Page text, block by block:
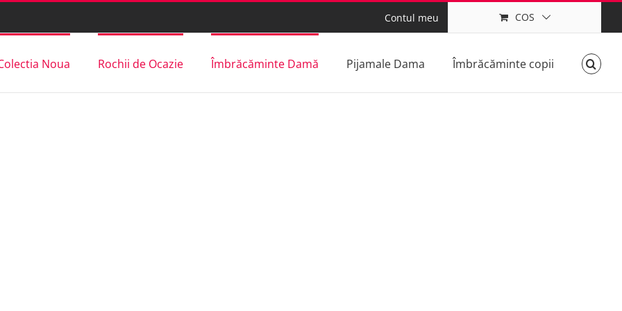
Contul meu COS
Noua Rochii de Ocazie Îmbrăcăminte Damă Pijamale Dama Îmbrăcăminte copii